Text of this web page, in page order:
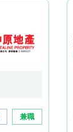
兼職